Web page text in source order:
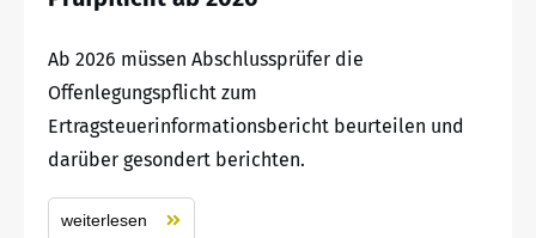
Ab 2026 müssen Abschlussprüfer die
Offenlegungspflicht zum
Ertragsteuerinformationsbericht beurteilen und
darüber gesondert berichten.
weiterlesen